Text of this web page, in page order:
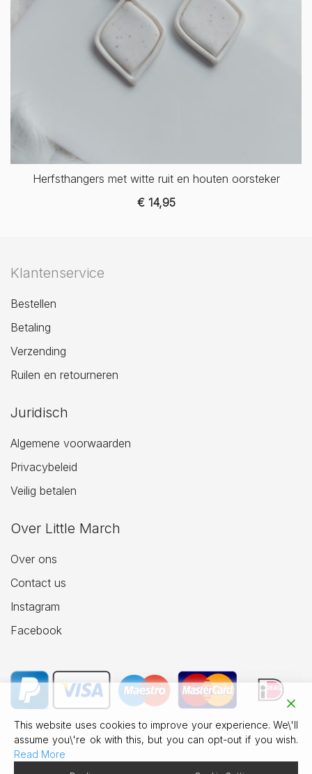
Herfsthangers met witte ruit en houten oorsteker
€14,95
Klantenservice
Bestellen
Betaling
Verzending
Ruilen en retourneren
Juridisch
Algemene voorwaarden
Privacybeleid
Veilig betalen
Over Little March
Over ons
Contact us
Instagram
Facebook
This website uses cookies to improve your experience. We\'ll
assume you\'re ok with this, but you can opt-out if you wish.
Read More